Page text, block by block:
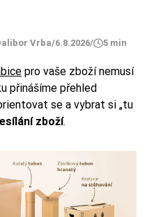
Vrba/6.8.2026/ 5 min
pro vaše zboží nemusí
přinášíme přehled
se a vybrat si „tu
zboží.